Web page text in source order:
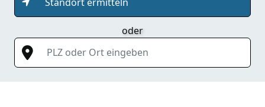
oder
PLZ oder Ort eingeben